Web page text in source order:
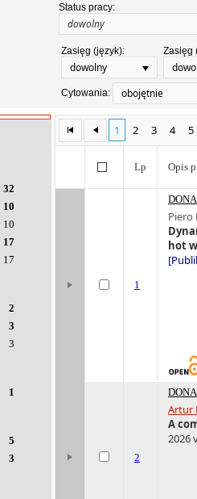
Status pracy:
Zasięg (język):
dowolny
Zasięg
Cytowania: obojętnie
32
10
10
17
17
2
3
3
1
5
3
1 2 3 4 5
Lp Opis
1
Piero
hot
2
Artur
A
2026